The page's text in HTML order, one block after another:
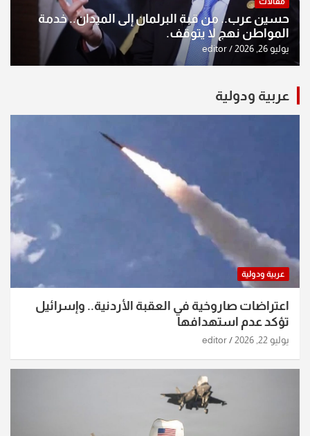
حسين عرب.. من قبة البرلمان إلى الميدان.. خدمة
المواطن نهج لا يتوقف.
يوليو 26, 2026 editor
عربية ودولية
عربية ودولية
اعتراضات صاروخية في العقبة الأردنية.. وإسرائيل
تؤكد عدم استهدافها
يوليو 22, 2026 editor